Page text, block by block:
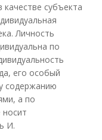
субъекта
Личность
по
его особый
содержанию
а по
И.